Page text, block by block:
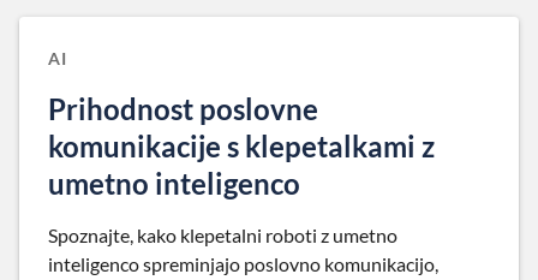
AI
Prihodnost poslovne
komunikacije s klepetalkami z
umetno inteligenco
Spoznajte, kako klepetalni roboti z umetno
inteligenco spreminjajo poslovno komunikacijo,